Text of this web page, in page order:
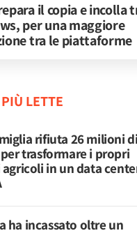
il copia e incolla
per una maggiore
tra le piattaforme
LETTE
rifiuta 26 milioni di
trasformare i propri
in un data
ha incassato oltre un